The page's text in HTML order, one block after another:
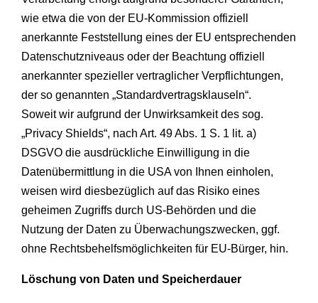
wie etwa die von der EU-Kommission offiziell
anerkannte Feststellung eines der EU entsprechenden
Datenschutzniveaus oder der Beachtung offiziell
anerkannter spezieller vertraglicher Verpflichtungen,
der so genannten „Standardvertragsklauseln“.
Soweit wir aufgrund der Unwirksamkeit des sog.
„Privacy Shields“, nach Art. 49 Abs. 1 S. 1 lit. a)
DSGVO die ausdrückliche Einwilligung in die
Datenübermittlung in die USA von Ihnen einholen,
weisen wird diesbezüglich auf das Risiko eines
geheimen Zugriffs durch US-Behörden und die
Nutzung der Daten zu Überwachungszwecken, ggf.
ohne Rechtsbehelfsmöglichkeiten für EU-Bürger, hin.
Löschung von Daten und Speicherdauer